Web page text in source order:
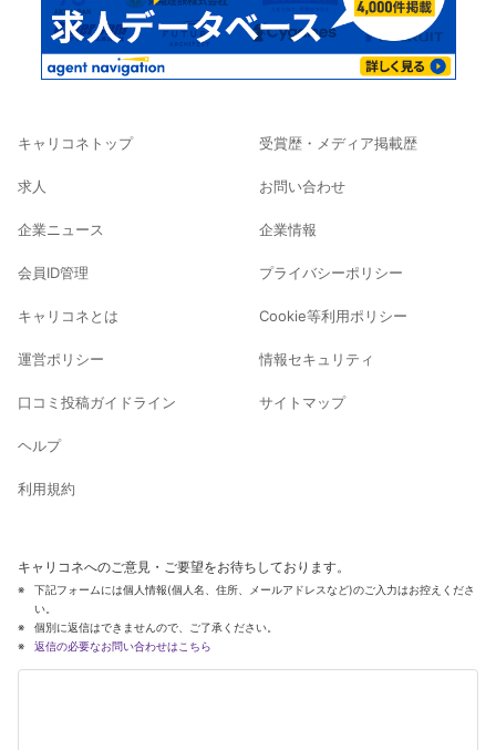
キャリコネトップ
求人
企業ニュース
会員ID管理
キャリコネとは
運営ポリシー
口コミ投稿ガイドライン
ヘルプ
利用規約
受賞歴・メディア掲載歴
お問い合わせ
企業情報
プライバシーポリシー
Cookie等利用ポリシー
情報セキュリティ
サイトマップ
キャリコネへのご意見・ご要望をお待ちしております。
下記フォームには個人情報(個人名、住所、メールアドレスなど)のご入力はお控えくださ
い。
個別に返信はできませんので、ご了承ください。
返信の必要なお問い合わせはこちら